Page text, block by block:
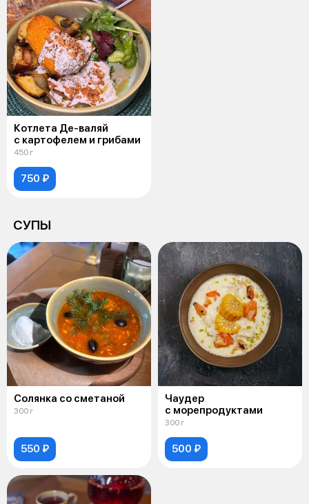
Котлета Де-валяй
с картофелем и грибами
450 г
750 ₽
СУПЫ
Солянка со сметаной
300 г
550 ₽
Чаудер
с морепродуктами
300 г
500 ₽